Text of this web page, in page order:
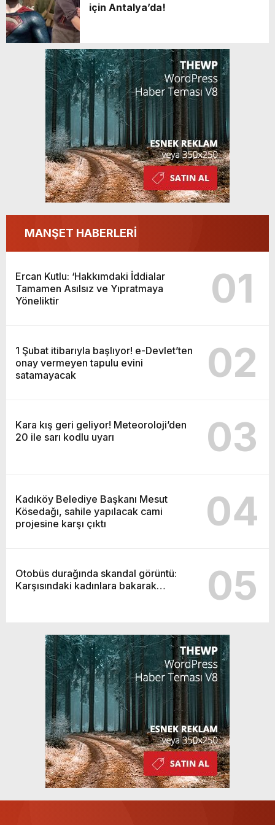
için Antalya’da!
MANŞET HABERLERİ
Ercan Kutlu: ‘Hakkımdaki İddialar
Tamamen Asılsız ve Yıpratmaya
Yöneliktir
01
1 Şubat itibarıyla başlıyor! e-Devlet’ten
onay vermeyen tapulu evini
satamayacak
02
Kara kış geri geliyor! Meteoroloji’den
20 ile sarı kodlu uyarı
03
Kadıköy Belediye Başkanı Mesut
Kösedağı, sahile yapılacak cami
projesine karşı çıktı
04
Otobüs durağında skandal görüntü:
Karşısındaki kadınlara bakarak…
05